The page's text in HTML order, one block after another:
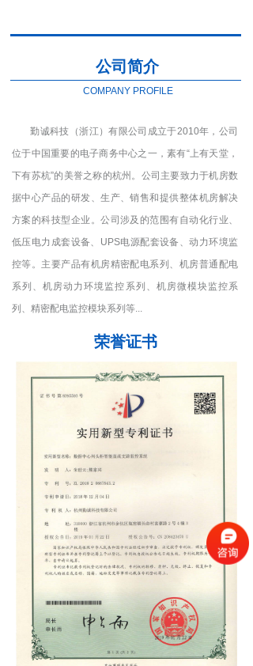
公司简介
COMPANY PROFILE
勤诚科技（浙江）有限公司成立于2010年，公司
位于中国重要的电子商务中心之一，素有“上有天堂，
下有苏杭”的美誉之称的杭州。公司主要致力于机房数
据中心产品的研发、生产、销售和提供整体机房解决
方案的科技型企业。公司涉及的范围有自动化行业、
低压电力成套设备、UPS电源配套设备、动力环境监
控等。主要产品有机房精密配电系列、机房普通配电
系列、机房动力环境监控系列、机房微模块监控系
列、精密配电监控模块系列等...
荣誉证书